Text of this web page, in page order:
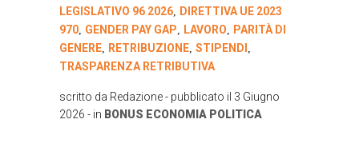
LEGISLATIVO 96 2026
DIRETTIVA UE 2023
970 GENDER PAY GAP LAVORO
PARITÀ DI
GENERE
RETRIBUZIONE STIPENDI
TRASPARENZA RETRIBUTIVA
scritto da Redazione- pubblicato il 3 Giugno
2026 - in BONUS ECONOMIA POLITICA